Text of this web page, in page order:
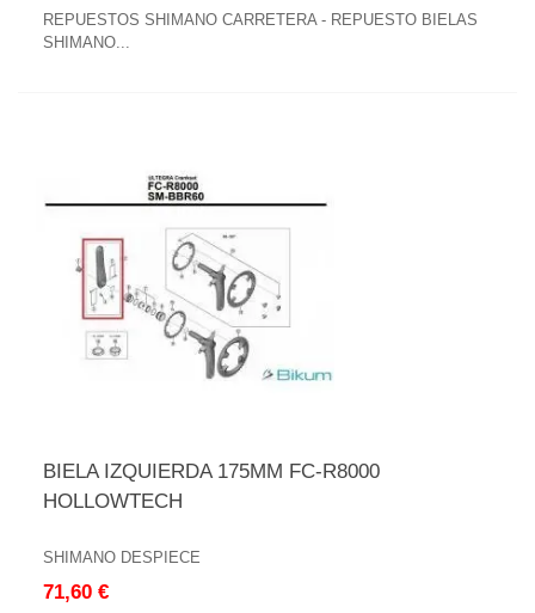
REPUESTOS SHIMANO CARRETERA - REPUESTO BIELAS
SHIMANO...
BIELA IZQUIERDA 175MM FC-R8000
HOLLOWTECH
SHIMANO DESPIECE
71,60 €